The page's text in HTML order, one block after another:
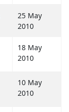
25 May
2010
18 May
2010
10 May
2010